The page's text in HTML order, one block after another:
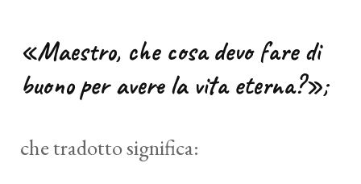
«Maestro, che cosa devo fare di
buono per avere la vita eterna?»;
che tradotto significa: